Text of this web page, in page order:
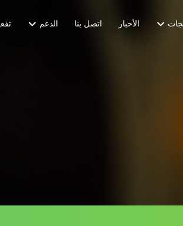
الأخبار اتصل بنا الدعم